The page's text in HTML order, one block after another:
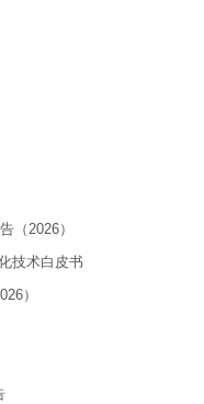
（2026）
技术白皮书
）